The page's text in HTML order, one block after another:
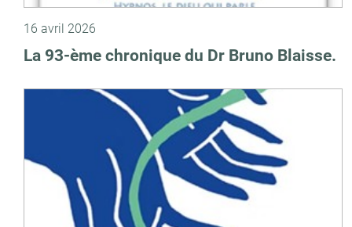
16 avril 2026
La 93-ème chronique du Dr Bruno Blaisse.